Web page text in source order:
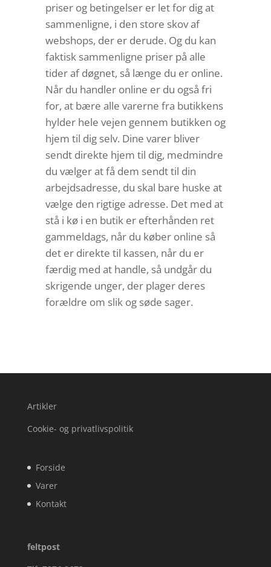
priser og betingelser er let for dig at
sammenligne, i den store skov af
webshops, der er derude. Og du kan
faktisk sammenligne priser på alle
tider af døgnet, så længe du er online.
Når du handler online er du også fri
for, at bære alle varerne fra butikkens
hylder hele vejen gennem butikken og
hjem til dig selv. Dine varer bliver
sendt direkte hjem til dig, medmindre
du vælger at få dem sendt til din
arbejdsadresse, du skal bare huske at
vælge den rigtige adresse. Det med at
stå i kø i en butik er efterhånden ret
gammeldags, når du køber online så
det er direkte til kassen, når du er
færdig med at handle, så undgår du
skrigende unger, der plager deres
forældre om slik og søde sager.
Artikler
Cookie- og privatlivspolitik
Forside
Varer
Kontakt
feltpost